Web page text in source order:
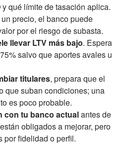
y qué límite de tasación aplica.
precio, el banco puede
por el riesgo de subasta.
llevar LTV más bajo. Espera
salvo que aportes avales u
titulares, prepara que el
que suban condiciones; una
es poco probable.
con tu banco actualantes de
obligados a mejorar, pero
por fidelidad o perfil.